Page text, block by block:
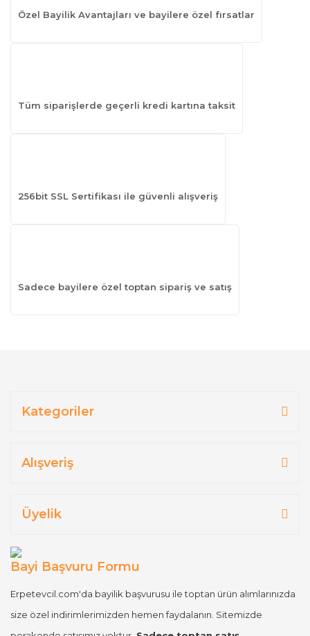
Özel Bayilik Avantajları ve bayilere özel fırsatlar
Tüm siparişlerde geçerli kredi kartına taksit
256bit SSL Sertifikası ile güvenli alışveriş
Sadece bayilere özel toptan sipariş ve satış
Kategoriler
Alışveriş
Üyelik
Bayi Başvuru Formu
Erpetevcil.com'da bayilik başvurusu ile toptan ürün alımlarınızda
size özel indirimlerimizden hemen faydalanın. Sitemizde